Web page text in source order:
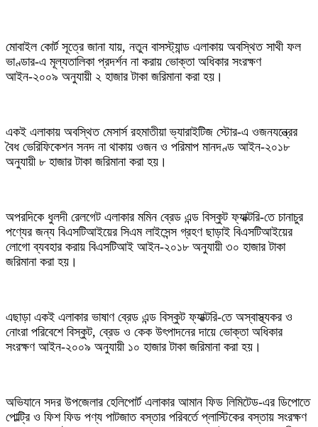
মোবাইল কোর্ট সূত্রে জানা যায়, নতুন বাসস্ট্যান্ড এলাকায় অবস্থিত সাথী ফল
ভাণ্ডার-এ মূল্যতালিকা প্রদর্শন না করায় ভোক্তা অধিকার সংরক্ষণ
আইন-২০০৯ অনুযায়ী ২ হাজার টাকা জরিমানা করা হয়।
একই এলাকায় অবস্থিত মেসার্স রহমাতীয়া ভ্যারাইটিজ স্টোর-এ ওজনযন্ত্রের
বৈধ ভেরিফিকেশন সনদ না থাকায় ওজন ও পরিমাপ মানদণ্ড আইন-২০১৮
অনুযায়ী ৮ হাজার টাকা জরিমানা করা হয়।
অপরদিকে ধুলদী রেলগেট এলাকার মমিন ব্রেড এন্ড বিস্কুট ফ্যাক্টরি-তে চানাচুর
পণ্যের জন্য বিএসটিআইয়ের সিএম লাইসেন্স গ্রহণ ছাড়াই বিএসটিআইয়ের
লোগো ব্যবহার করায় বিএসটিআই আইন-২০১৮ অনুযায়ী ৩০ হাজার টাকা
জরিমানা করা হয়।
এছাড়া একই এলাকার ভাষাণ ব্রেড এন্ড বিস্কুট ফ্যাক্টরি-তে অস্বাস্থ্যকর ও
নোংরা পরিবেশে বিস্কুট, ব্রেড ও কেক উৎপাদনের দায়ে ভোক্তা অধিকার
সংরক্ষণ আইন-২০০৯ অনুযায়ী ১০ হাজার টাকা জরিমানা করা হয়।
অভিযানে সদর উপজেলার হেলিপোর্ট এলাকার আমান ফিড লিমিটেড-এর ডিপোতে
পোল্ট্রি ও ফিশ ফিড পণ্য পাটজাত বস্তার পরিবর্তে প্লাস্টিকের বস্তায় সংরক্ষণ